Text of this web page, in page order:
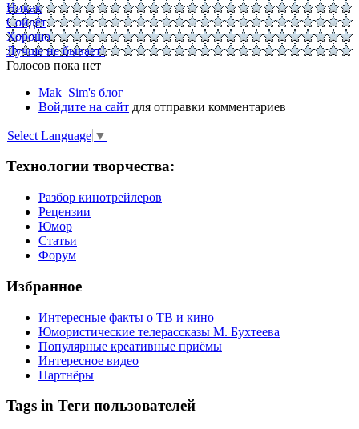
Никак
Сойдёт
Хорошо
Лучше не бывает!
Голосов пока нет
Mak_Sim's блог
Войдите на сайт для отправки комментариев
Select Language ▼
Технологии творчества:
Разбор кинотрейлеров
Рецензии
Юмор
Статьи
Форум
Избранное
Интересные факты о ТВ и кино
Юмористические телерассказы М. Бухтеева
Популярные креативные приёмы
Интересное видео
Партнёры
Tags in Теги пользователей